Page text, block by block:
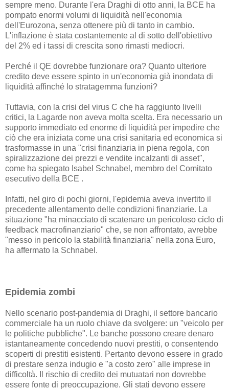
sempre meno. Durante l'era Draghi di otto anni, la BCE ha
pompato enormi volumi di liquidità nell'economia
dell'Eurozona, senza ottenere più di tanto in cambio.
L'inflazione è stata costantemente al di sotto dell'obiettivo
del 2% ed i tassi di crescita sono rimasti mediocri.
Perché il QE dovrebbe funzionare ora? Quanto ulteriore
credito deve essere spinto in un'economia già inondata di
liquidità affinché lo stratagemma funzioni?
Tuttavia, con la crisi del virus C che ha raggiunto livelli
critici, la Lagarde non aveva molta scelta. Era necessario un
supporto immediato ed enorme di liquidità per impedire che
ciò che era iniziata come una crisi sanitaria ed economica si
trasformasse in una "crisi finanziaria in piena regola, con
spiralizzazione dei prezzi e vendite incalzanti di asset",
come ha spiegato Isabel Schnabel, membro del Comitato
esecutivo della BCE .
Infatti, nel giro di pochi giorni, l'epidemia aveva invertito il
precedente allentamento delle condizioni finanziarie. La
situazione "ha minacciato di scatenare un pericoloso ciclo di
feedback macrofinanziario" che, se non affrontato, avrebbe
"messo in pericolo la stabilità finanziaria" nella zona Euro,
ha affermato la Schnabel.
Epidemia zombi
Nello scenario post-pandemia di Draghi, il settore bancario
commerciale ha un ruolo chiave da svolgere: un "veicolo per
le politiche pubbliche". Le banche possono creare denaro
istantaneamente concedendo nuovi prestiti, o consentendo
scoperti di prestiti esistenti. Pertanto devono essere in grado
di prestare senza indugio e "a costo zero" alle imprese in
difficoltà. Il rischio di credito dei mutuatari non dovrebbe
essere fonte di preoccupazione. Gli stati devono essere